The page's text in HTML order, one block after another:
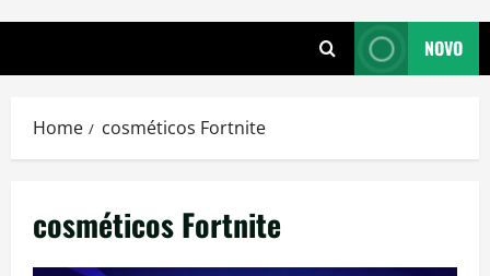
NOVO
Home cosméticos Fortnite
cosméticos Fortnite